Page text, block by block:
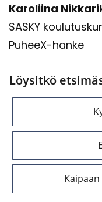
Ka­ro­lii­na
SASKY
PuheeX-​hanke
Löysitkö